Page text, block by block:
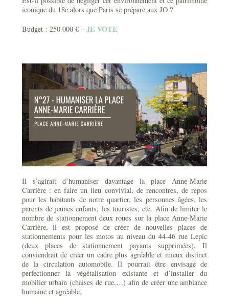
iconique du 18e alors que Paris se prépare aux JO ?
Budget : 250 000 € – JE VOTE
Il s’agirait d’humaniser davantage la place Anne-Marie
Carrière : en faire un lieu convivial, de rencontres, de repos
pour les habitants de notre quartier, les personnes âgées, les
parents de jeunes enfants, les touristes, etc. Afin de limiter le
nombre de stationnement deux roues sur la place Anne-Marie
Carrière, il est proposé de créer de nouvelles places de
stationnements pour les motos au niveau du 44-46 rue Lepic
(deux places de stationnement payants supprimées). Il
conviendrait de créer un cadre plus agréable et mieux distinct
de la circulation automobile. Il pourrait être envisagé de
perfectionner la végétalisation existante et d’installer du
mobilier urbain (chaises de rue,…) afin de créer une ambiance
humaine et agréable.